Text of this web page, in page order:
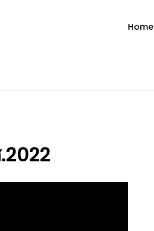
Home